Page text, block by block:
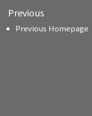
Previous
Previous Homepage